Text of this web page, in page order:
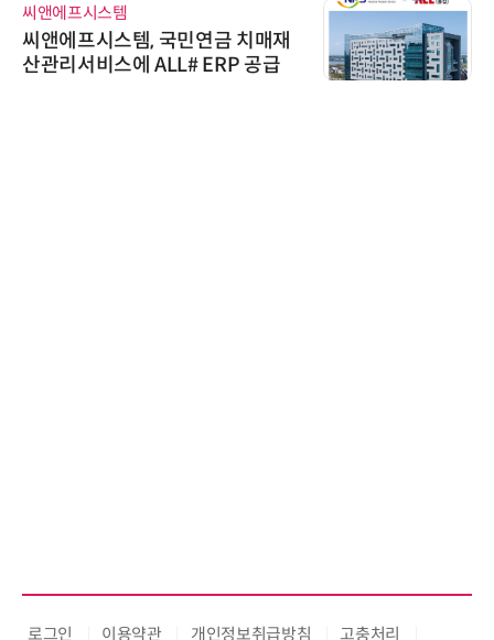
씨앤에프시스템
씨앤에프시스템, 국민연금 치매재
산관리서비스에 ALL# ERP 공급
로그인 이용약관 개인정보취급방침 고충처리